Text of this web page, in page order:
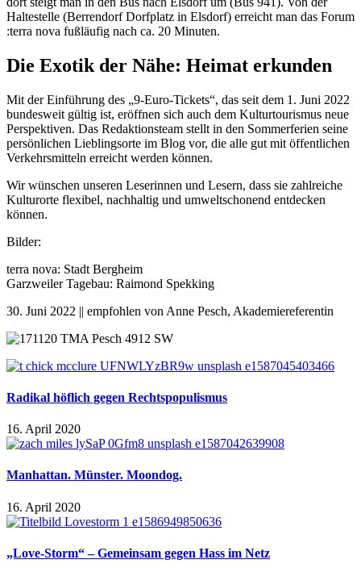
Haltestelle (Berrendorf Dorfplatz in Elsdorf) erreicht man das Forum
:terra nova fußläufig nach ca. 20 Minuten.
Die Exotik der Nähe: Heimat erkunden
Mit der Einführung des „9-Euro-Tickets“, das seit dem 1. Juni 2022
bundesweit gültig ist, eröffnen sich auch dem Kulturtourismus neue
Perspektiven. Das Redaktionsteam stellt in den Sommerferien seine
persönlichen Lieblingsorte im Blog vor, die alle gut mit öffentlichen
Verkehrsmitteln erreicht werden können.
Wir wünschen unseren Leserinnen und Lesern, dass sie zahlreiche
Kulturorte flexibel, nachhaltig und umweltschonend entdecken
können.
Bilder:
terra nova: Stadt Bergheim
Garzweiler Tagebau: Raimond Spekking
30. Juni 2022 || empfohlen von Anne Pesch, Akademiereferentin
Radikal höflich gegen Rechtspopulismus
16. April 2020
Manhattan. Münster. Moondog.
16. April 2020
„Love-Storm“ – Gemeinsam gegen Hass im Netz